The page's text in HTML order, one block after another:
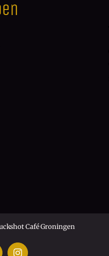
Café Groningen